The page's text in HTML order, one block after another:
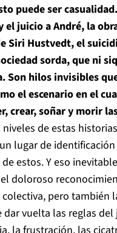
puede ser
el juicio a André, la
Siri Hustvedt, el
sorda, que ni
Son hilos invisibles
el escenario en el
crear, soñar y morir
de estas
lugar de
estos. Y eso
doloroso
pero también
dar vuelta las reglas del